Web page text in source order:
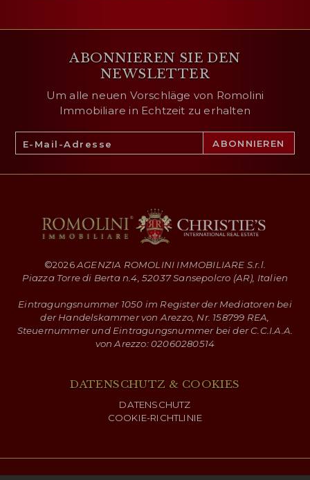
ABONNIEREN SIE DEN
NEWSLETTER
Um alle neuen Vorschläge von Romolini
Immobiliare in Echtzeit zu erhalten
©2026AGENZIA ROMOLINI IMMOBILIARE S.r.l.
Piazza Torre di Berta n.4, 52037 Sansepolcro (AR), Italien
Eintragungsnummer 1050 im Register der Mediatoren bei
der Handelskammer von Arezzo, Nr. 158799 REA,
Steuernummer und Eintragungsnummer bei der C.C.I.A.A.
von Arezzo: 02060280514
DATENSCHUTZ & COOKIES
DATENSCHUTZ
COOKIE-RICHTLINIE